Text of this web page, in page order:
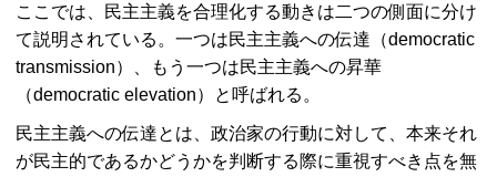
ここでは、民主主義を合理化する動きは二つの側面に分け
て説明されている。一つは民主主義への伝達（democratic
transmission）、もう一つは民主主義への昇華
（democratic elevation）と呼ばれる。
民主主義への伝達とは、政治家の行動に対して、本来それ
が民主的であるかどうかを判断する際に重視すべき点を無